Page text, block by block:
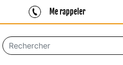
Me rappeler